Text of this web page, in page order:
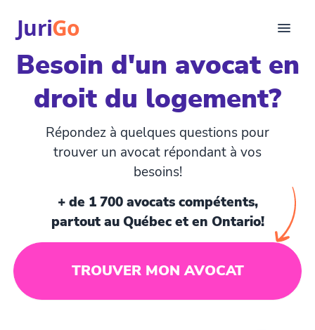
JuriGo
Consultation
Articles juridiques
Pour avocats
Trouver un avocat
Besoin d'un avocat en
droit du logement?
Répondez à quelques questions pour
trouver un avocat répondant à vos
besoins!
+ de 1 700 avocats compétents,
partout au Québec et en Ontario!
TROUVER MON AVOCAT